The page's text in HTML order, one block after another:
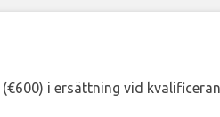
i ersättning vid